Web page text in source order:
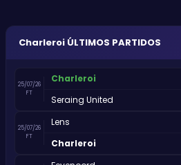
Charleroi ÚLTIMOS PARTIDOS
25/07/26
FT
Charleroi
Seraing United
25/07/26
FT
Lens
Charleroi